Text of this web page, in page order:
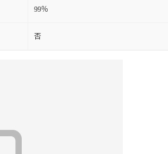
99％
否